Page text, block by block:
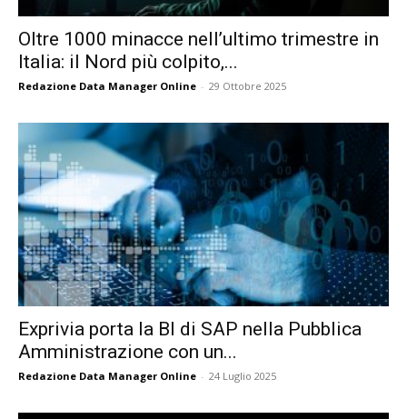
Oltre 1000 minacce nell’ultimo trimestre in
Italia: il Nord più colpito,...
Redazione Data Manager Online - 29 Ottobre 2025
Exprivia porta la BI di SAP nella Pubblica
Amministrazione con un...
Redazione Data Manager Online - 24 Luglio 2025